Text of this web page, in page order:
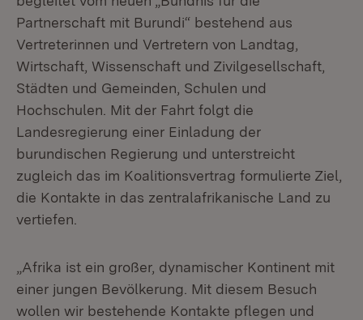
Partnerschaft mit Burundi“ bestehend aus
Vertreterinnen und Vertretern von Landtag,
Wirtschaft, Wissenschaft und Zivilgesellschaft,
Städten und Gemeinden, Schulen und
Hochschulen. Mit der Fahrt folgt die
Landesregierung einer Einladung der
burundischen Regierung und unterstreicht
zugleich das im Koalitionsvertrag formulierte Ziel,
die Kontakte in das zentralafrikanische Land zu
vertiefen.
„Afrika ist ein großer, dynamischer Kontinent mit
einer jungen Bevölkerung. Mit diesem Besuch
wollen wir bestehende Kontakte pflegen und